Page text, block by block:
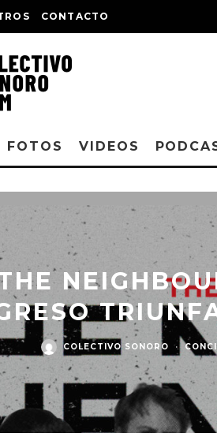
CONTACTO
FOTOS VIDEOS
COLECTIVO SONORO ·